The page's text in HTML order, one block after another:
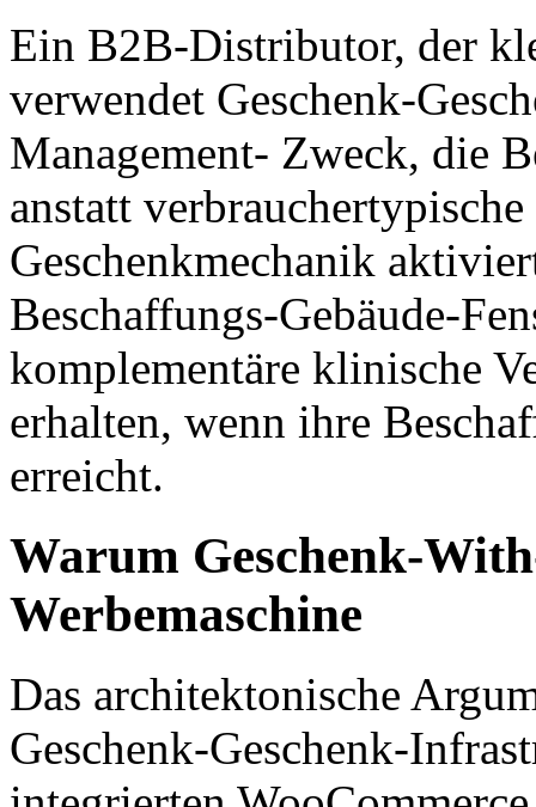
Ein B2B-Distributor, der
verwendet Geschenk-
Management- Zweck, die
anstatt
Geschenkmechanik
Beschaffungs-Gebäude-
komplementäre klinische
erhalten, wenn ihre
erreicht.
Warum Geschenk-
Werbemaschine
Das architektonische
Geschenk-Geschenk-